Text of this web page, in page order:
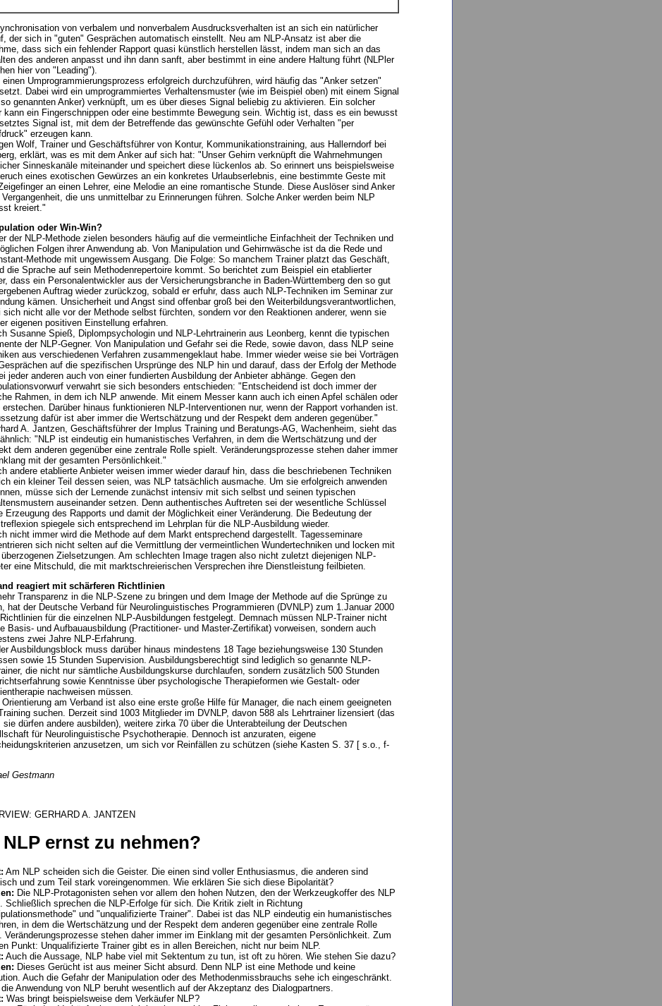
von verbalem und nonverbalem Ausdrucksverhalten ist an sich ein natürlicher
der sich in "guten" Gesprächen automatisch einstellt. Neu am NLP-Ansatz ist aber die
dass sich ein fehlender Rapport quasi künstlich herstellen lässt, indem man sich an das
des anderen anpasst und ihn dann sanft, aber bestimmt in eine andere Haltung führt (NLPler
hier von "Leading").
Umprogrammierungsprozess erfolgreich durchzuführen, wird häufig das "Anker setzen"
Dabei wird ein umprogrammiertes Verhaltensmuster (wie im Beispiel oben) mit einem Signal
genannten Anker) verknüpft, um es über dieses Signal beliebig zu aktivieren. Ein solcher
kann ein Fingerschnippen oder eine bestimmte Bewegung sein. Wichtig ist, dass es ein bewusst
Signal ist, mit dem der Betreffende das gewünschte Gefühl oder Verhalten "per
erzeugen kann.
Wolf, Trainer und Geschäftsführer von Kontur, Kommunikationstraining, aus Hallerndorf bei
erklärt, was es mit dem Anker auf sich hat: "Unser Gehirn verknüpft die Wahrnehmungen
Sinneskanäle miteinander und speichert diese lückenlos ab. So erinnert uns beispielsweise
eines exotischen Gewürzes an ein konkretes Urlaubserlebnis, eine bestimmte Geste mit
an einen Lehrer, eine Melodie an eine romantische Stunde. Diese Auslöser sind Anker
die uns unmittelbar zu Erinnerungen führen. Solche Anker werden beim NLP
kreiert."
oder Win-Win?
der NLP-Methode zielen besonders häufig auf die vermeintliche Einfachheit der Techniken und
Folgen ihrer Anwendung ab. Von Manipulation und Gehirnwäsche ist da die Rede und
Methode mit ungewissem Ausgang. Die Folge: So manchem Trainer platzt das Geschäft,
die Sprache auf sein Methodenrepertoire kommt. So berichtet zum Beispiel ein etablierter
dass ein Personalentwickler aus der Versicherungsbranche in Baden-Württemberg den so gut
Auftrag wieder zurückzog, sobald er erfuhr, dass auch NLP-Techniken im Seminar zur
kämen. Unsicherheit und Angst sind offenbar groß bei den Weiterbildungsverantwortlichen,
sich nicht alle vor der Methode selbst fürchten, sondern vor den Reaktionen anderer, wenn sie
eigenen positiven Einstellung erfahren.
Susanne Spieß, Diplompsychologin und NLP-Lehrtrainerin aus Leonberg, kennt die typischen
der NLP-Gegner. Von Manipulation und Gefahr sei die Rede, sowie davon, dass NLP seine
aus verschiedenen Verfahren zusammengeklaut habe. Immer wieder weise sie bei Vorträgen
auf die spezifischen Ursprünge des NLP hin und darauf, dass der Erfolg der Methode
jeder anderen auch von einer fundierten Ausbildung der Anbieter abhänge. Gegen den
verwahrt sie sich besonders entschieden: "Entscheidend ist doch immer der
Rahmen, in dem ich NLP anwende. Mit einem Messer kann auch ich einen Apfel schälen oder
erstechen. Darüber hinaus funktionieren NLP-Interventionen nur, wenn der Rapport vorhanden ist.
dafür ist aber immer die Wertschätzung und der Respekt dem anderen gegenüber."
A. Jantzen, Geschäftsführer der Implus Training und Beratungs-AG, Wachenheim, sieht das
"NLP ist eindeutig ein humanistisches Verfahren, in dem die Wertschätzung und der
dem anderen gegenüber eine zentrale Rolle spielt. Veränderungsprozesse stehen daher immer
mit der gesamten Persönlichkeit."
andere etablierte Anbieter weisen immer wieder darauf hin, dass die beschriebenen Techniken
ein kleiner Teil dessen seien, was NLP tatsächlich ausmache. Um sie erfolgreich anwenden
müsse sich der Lernende zunächst intensiv mit sich selbst und seinen typischen
auseinander setzen. Denn authentisches Auftreten sei der wesentliche Schlüssel
Erzeugung des Rapports und damit der Möglichkeit einer Veränderung. Die Bedeutung der
spiegele sich entsprechend im Lehrplan für die NLP-Ausbildung wieder.
nicht immer wird die Methode auf dem Markt entsprechend dargestellt. Tagesseminare
sich nicht selten auf die Vermittlung der vermeintlichen Wundertechniken und locken mit
Zielsetzungen. Am schlechten Image tragen also nicht zuletzt diejenigen NLP-
eine Mitschuld, die mit marktschreierischen Versprechen ihre Dienstleistung feilbieten.
reagiert mit schärferen Richtlinien
Transparenz in die NLP-Szene zu bringen und dem Image der Methode auf die Sprünge zu
hat der Deutsche Verband für Neurolinguistisches Programmieren (DVNLP) zum 1.Januar 2000
für die einzelnen NLP-Ausbildungen festgelegt. Demnach müssen NLP-Trainer nicht
Basis- und Aufbauausbildung (Practitioner- und Master-Zertifikat) vorweisen, sondern auch
zwei Jahre NLP-Erfahrung.
Ausbildungsblock muss darüber hinaus mindestens 18 Tage beziehungsweise 130 Stunden
sowie 15 Stunden Supervision. Ausbildungsberechtigt sind lediglich so genannte NLP-
die nicht nur sämtliche Ausbildungskurse durchlaufen, sondern zusätzlich 500 Stunden
sowie Kenntnisse über psychologische Therapieformen wie Gestalt- oder
nachweisen müssen.
am Verband ist also eine erste große Hilfe für Manager, die nach einem geeigneten
suchen. Derzeit sind 1003 Mitglieder im DVNLP, davon 588 als Lehrtrainer lizensiert (das
sie dürfen andere ausbilden), weitere zirka 70 über die Unterabteilung der Deutschen
für Neurolinguistische Psychotherapie. Dennoch ist anzuraten, eigene
anzusetzen, um sich vor Reinfällen zu schützen (siehe Kasten S. 37 [ s.o., f-
Gestmann
GERHARD A. JANTZEN
ernst zu nehmen?
Am NLP scheiden sich die Geister. Die einen sind voller Enthusiasmus, die anderen sind
und zum Teil stark voreingenommen. Wie erklären Sie sich diese Bipolarität?
Die NLP-Protagonisten sehen vor allem den hohen Nutzen, den der Werkzeugkoffer des NLP
Schließlich sprechen die NLP-Erfolge für sich. Die Kritik zielt in Richtung
und "unqualifizierte Trainer". Dabei ist das NLP eindeutig ein humanistisches
in dem die Wertschätzung und der Respekt dem anderen gegenüber eine zentrale Rolle
Veränderungsprozesse stehen daher immer im Einklang mit der gesamten Persönlichkeit. Zum
Punkt: Unqualifizierte Trainer gibt es in allen Bereichen, nicht nur beim NLP.
Auch die Aussage, NLP habe viel mit Sektentum zu tun, ist oft zu hören. Wie stehen Sie dazu?
Dieses Gerücht ist aus meiner Sicht absurd. Denn NLP ist eine Methode und keine
Auch die Gefahr der Manipulation oder des Methodenmissbrauchs sehe ich eingeschränkt.
die Anwendung von NLP beruht wesentlich auf der Akzeptanz des Dialogpartners.
Was bringt beispielsweise dem Verkäufer NLP?